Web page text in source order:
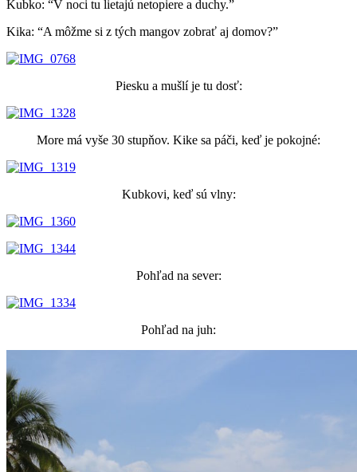
Kubko: “V noci tu lietajú netopiere a duchy.”
Kika: “A môžme si z tých mangov zobrať aj domov?”
Piesku a mušlí je tu dosť:
More má vyše 30 stupňov. Kike sa páči, keď je pokojné:
Kubkovi, keď sú vlny:
Pohľad na sever:
Pohľad na juh: